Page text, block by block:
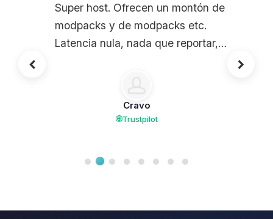
Super host. Ofrecen un montón de
modpacks y de modpacks etc.
Latencia nula, nada que reportar,
Cravo
Trustpilot